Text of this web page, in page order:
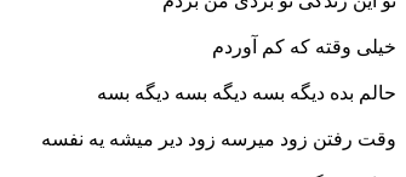
خیلی وقته که کم آوردم
حالم بده دیگه بسه دیگه بسه دیگه بسه
وقت رفتن زود میرسه زود دیر میشه یه نفسه